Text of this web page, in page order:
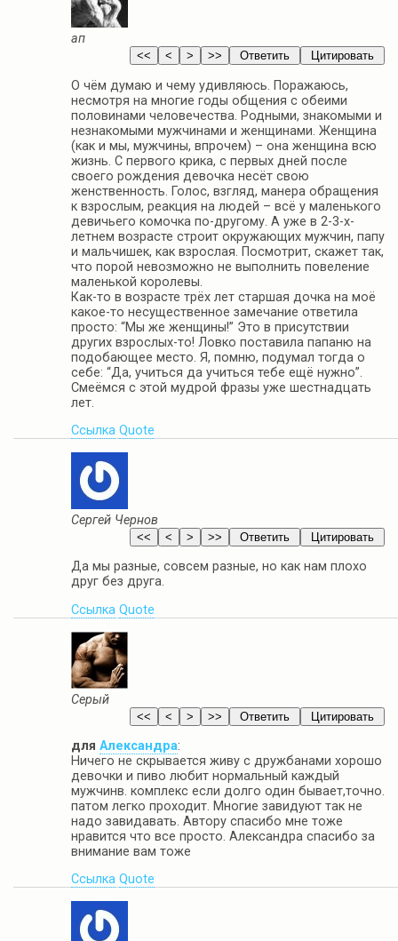
ап
О чём думаю и чему удивляюсь. Поражаюсь,
несмотря на многие годы общения с обеими
половинами человечества. Родными, знакомыми и
незнакомыми мужчинами и женщинами. Женщина
(как и мы, мужчины, впрочем) – она женщина всю
жизнь. С первого крика, с первых дней после
своего рождения девочка несёт свою
женственность. Голос, взгляд, манера обращения
к взрослым, реакция на людей – всё у маленького
девичьего комочка по-другому. А уже в 2-3-х-
летнем возрасте строит окружающих мужчин, папу
и мальчишек, как взрослая. Посмотрит, скажет так,
что порой невозможно не выполнить повеление
маленькой королевы.
Как-то в возрасте трёх лет старшая дочка на моё
какое-то несущественное замечание ответила
просто: “Мы же женщины!” Это в присутствии
других взрослых-то! Ловко поставила папаню на
подобающее место. Я, помню, подумал тогда о
себе: “Да, учиться да учиться тебе ещё нужно”.
Смеёмся с этой мудрой фразы уже шестнадцать
лет.
Ссылка Quote
Сергей Чернов
Да мы разные, совсем разные, но как нам плохо
друг без друга.
Ссылка Quote
Серый
для Александра:
Ничего не скрывается живу с дружбанами хорошо
девочки и пиво любит нормальный каждый
мужчинв. комплекс если долго один бывает,точно.
патом легко проходит. Многие завидуют так не
надо завидавать. Автору спасибо мне тоже
нравится что все просто. Александра спасибо за
внимание вам тоже
Ссылка Quote